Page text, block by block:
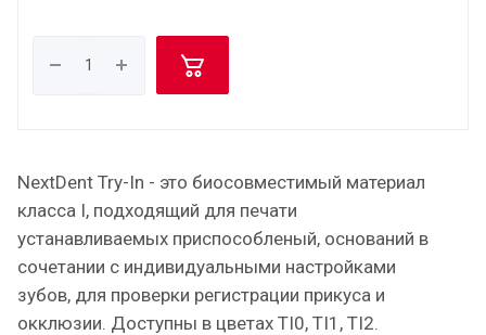
NextDent Try-In - это биосовместимый материал
класса I, подходящий для печати
устанавливаемых приспособленый, оснований в
сочетании с индивидуальными настройками
зубов, для проверки регистрации прикуса и
окклюзии. Доступны в цветах TI0, TI1, TI2.